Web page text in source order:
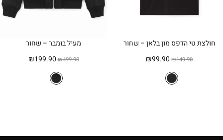
חולצת טי הדפס מון בלאן – שחור
₪149.90
המחיר
היה:
₪99.90 המחיר
מעיל בומבר – שחור
₪499.90
המחיר
היה:
₪199.90